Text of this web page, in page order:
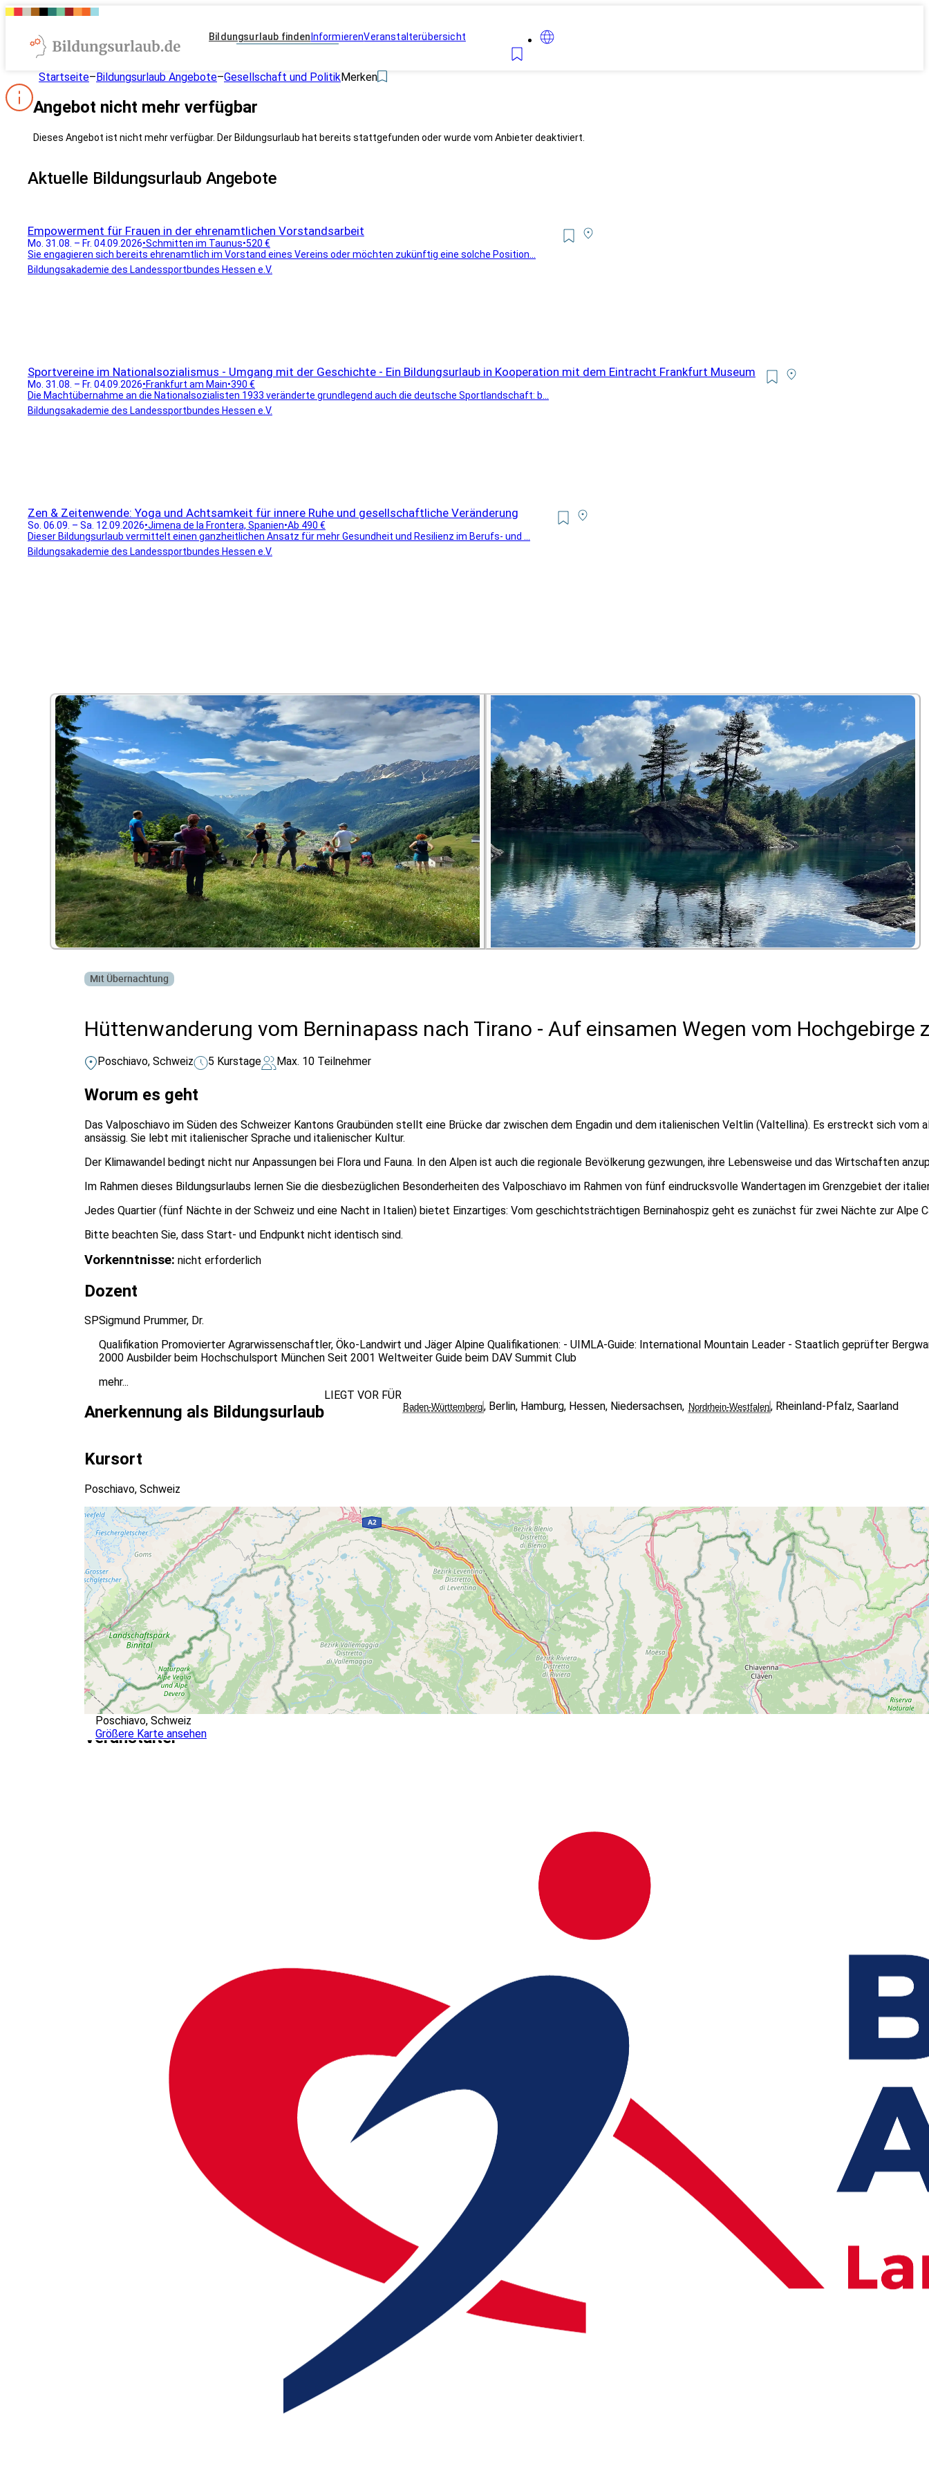
Bildungsurlaub finden InformierenVeranstalterübersicht
Startseite–Bildungsurlaub Angebote–Gesellschaft und PolitikMerken
Angebot nicht mehr verfügbar
Dieses Angebot ist nicht mehr verfügbar. Der Bildungsurlaub hat bereits stattgefunden oder wurde vom Anbieter deaktiviert.
Aktuelle Bildungsurlaub Angebote
Empowerment für Frauen in der ehrenamtlichen Vorstandsarbeit
Mo. 31.08. – Fr. 04.09.2026•Schmitten im Taunus•520 €
Sie engagieren sich bereits ehrenamtlich im Vorstand eines Vereins oder möchten zukünftig eine solche Position...
Bildungsakademie des Landessportbundes Hessen e.V.
Sportvereine im Nationalsozialismus - Umgang mit der Geschichte - Ein Bildungsurlaub in Kooperation mit dem Eintracht Frankfurt Museum
Mo. 31.08. – Fr. 04.09.2026•Frankfurt am Main•390 €
Die Machtübernahme an die Nationalsozialisten 1933 veränderte grundlegend auch die deutsche Sportlandschaft: b...
Bildungsakademie des Landessportbundes Hessen e.V.
Zen & Zeitenwende: Yoga und Achtsamkeit für innere Ruhe und gesellschaftliche Veränderung
So. 06.09. – Sa. 12.09.2026•Jimena de la Frontera, Spanien•Ab 490 €
Dieser Bildungsurlaub vermittelt einen ganzheitlichen Ansatz für mehr Gesundheit und Resilienz im Berufs- und ...
Bildungsakademie des Landessportbundes Hessen e.V.
Mit Übernachtung
Hüttenwanderung vom Berninapass nach Tirano - Auf einsamen Wegen vom
Poschiavo, Schweiz 5 Kurstage Max. 10 Teilnehmer
Worum es geht
Das Valposchiavo im Süden des Schweizer Kantons Graubünden stellt eine Brücke dar zwischen dem Engadin und dem italienischen Veltlin (Valtellina). Es erstreckt sich
ansässig. Sie lebt mit italienischer Sprache und italienischer Kultur.
Der Klimawandel bedingt nicht nur Anpassungen bei Flora und Fauna. In den Alpen ist auch die regionale Bevölkerung gezwungen, ihre Lebensweise und das
Im Rahmen dieses Bildungsurlaubs lernen Sie die diesbezüglichen Besonderheiten des Valposchiavo im Rahmen von fünf eindrucksvolle Wandertagen im Grenzgebiet der
Jedes Quartier (fünf Nächte in der Schweiz und eine Nacht in Italien) bietet Einzartiges: Vom geschichtsträchtigen Berninahospiz geht es zunächst für zwei Nächte zur
Bitte beachten Sie, dass Start- und Endpunkt nicht identisch sind.
Vorkenntnisse: nicht erforderlich
Dozent
SPSigmund Prummer, Dr.
Qualifikation Promovierter Agrarwissenschaftler, Öko-Landwirt und Jäger Alpine Qualifikationen: - UIMLA-Guide: International Mountain Leader - Staatlich geprüfter
2000 Ausbilder beim Hochschulsport München Seit 2001 Weltweiter Guide beim DAV Summit Club
mehr...
Anerkennung als Bildungsurlaub
LIEGT VOR FÜR
Baden-Württemberg, Berlin, Hamburg, Hessen, Niedersachsen, Nordrhein-Westfalen, Rheinland-Pfalz, Saarland
Kursort
Poschiavo, Schweiz
Poschiavo, Schweiz
Größere Karte ansehen
Veranstalter